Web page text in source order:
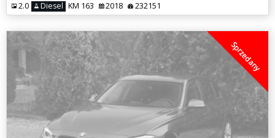
2.0 Diesel KM 163 2018 232151
Sprzedany